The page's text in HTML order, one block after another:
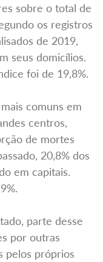
sobre o total de
os registros
de 2019,
seus domicílios.
foi de 19,8%.
comuns em
centros,
de mortes
20,8% dos
em capitais.
parte desse
por outras
pelos próprios